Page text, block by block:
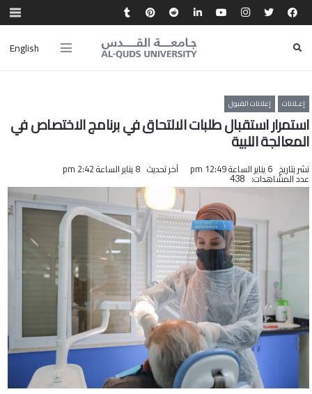
English
إعـلانات إعلانات القبول
استمرار استقبال طلبات الالتحاق في برنامج الاختصاص في
المعالجة اللبية
نشر بتاريخ 6 يناير الساعة 12:49 pm آخر تحديث 8 يناير الساعة 2:42 pm
عدد المشاهدات: 438